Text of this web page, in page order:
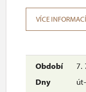
hradu
Rezervace
Cizojazyčný výklad:
(anglický, německý,7.
VÍCE